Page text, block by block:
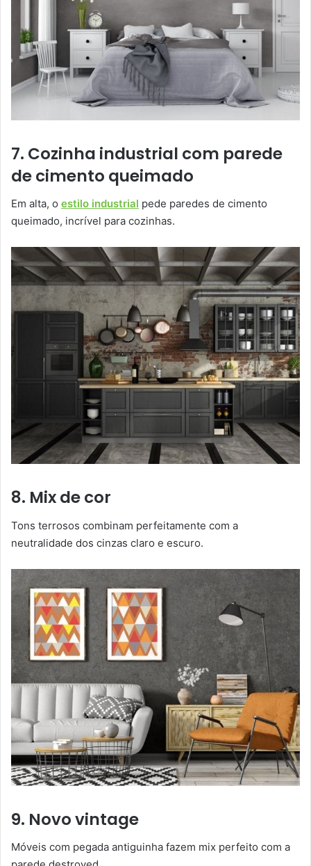
7. Cozinha industrial com parede
de cimento queimado
Em alta, o estilo industrial pede paredes de cimento
queimado, incrível para cozinhas.
8. Mix de cor
Tons terrosos combinam perfeitamente com a
neutralidade dos cinzas claro e escuro.
9. Novo vintage
Móveis com pegada antiguinha fazem mix perfeito com a